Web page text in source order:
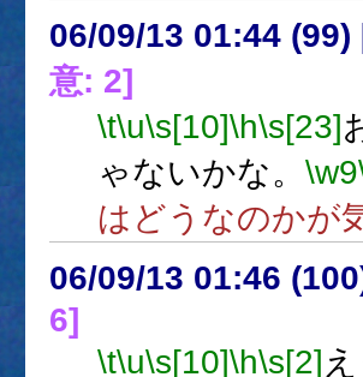
06/09/13 01:44 (99)
意: 2]
\t\u\s[10]\h\s[23]
ゃないかな。 \w9
はどうなのかが
06/09/13 01:46
6]
\t\u\s[10]\h\s[2]